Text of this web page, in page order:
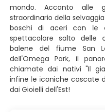
mondo. Accanto alle
straordinario della
boschi di aceri con le
spettacolare salto delle
balene del fiume San
dell'Omega Park, il
chiamate dai nativi "Il
infine le iconiche cascate
dai Gioielli dell'Est!